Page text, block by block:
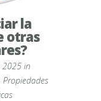
la
otras
2025 in
Propiedades